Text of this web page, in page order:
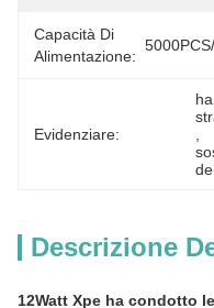
Capacità Di
Alimentazione:
Evidenziare:
Descrizione
12Watt Xpe ha condotto